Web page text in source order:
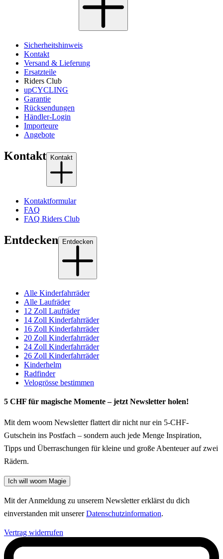
Sicherheitshinweis
Kontakt
Versand & Lieferung
Ersatzteile
Riders Club
upCYCLING
Garantie
Rücksendungen
Händler-Login
Importeure
Angebote
Kontakt Kontakt
Kontaktformular
FAQ
FAQ Riders Club
Entdecken Entdecken
Alle Kinderfahrräder
Alle Laufräder
12 Zoll Laufräder
14 Zoll Kinderfahrräder
16 Zoll Kinderfahrräder
20 Zoll Kinderfahrräder
24 Zoll Kinderfahrräder
26 Zoll Kinderfahrräder
Kinderhelm
Radfinder
Velogrösse bestimmen
5 CHF für magische Momente – jetzt Newsletter holen!
Mit dem woom Newsletter flattert dir nicht nur ein 5-CHF-
Gutschein ins Postfach – sondern auch jede Menge Inspiration,
Tipps und Überraschungen für kleine und große Abenteuer auf zwei
Rädern.
Ich will woom Magie
Mit der Anmeldung zu unserem Newsletter erklärst du dich
einverstanden mit unsererDatenschutzinformation.
Vertrag widerrufen